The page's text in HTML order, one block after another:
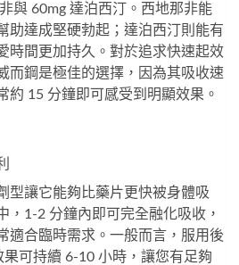
與 60mg 達泊西汀。西地那非能
助達成堅硬勃起；達泊西汀則能有
時間更加持久。對於追求快速起效
而鋼是極佳的選擇，因為其吸收速
約 15 分鐘即可感受到明顯效果。
型讓它能夠比藥片更快被身體吸
，1-2 分鐘內即可完全融化吸收，
適合臨時需求。一般而言，服用後
可持續 6-10 小時，讓您有足夠